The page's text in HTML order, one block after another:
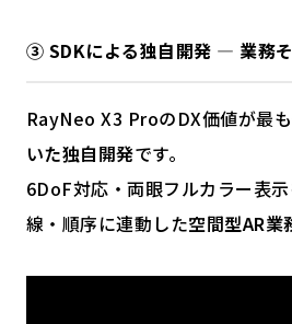
③ SDKによる独自開発 ― 業務
RayNeo X3 ProのDX価値が最も
いた独自開発です。
6DoF対応・両眼フルカラー表
線・順序に連動した空間型AR業